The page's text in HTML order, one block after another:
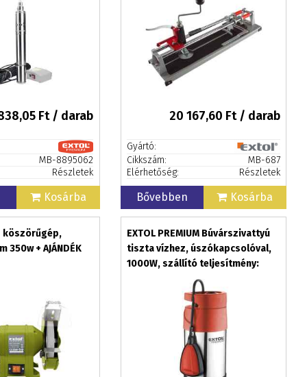
Ft / darab
MB-8895062
Részletek
Kosárba
20 167,60 Ft / darab
Gyártó:
Cikkszám:
MB-687
Elérhetőség:
Részletek
Bővebben Kosárba
köszörűgép,
350w + AJÁNDÉK
EXTOL PREMIUM Búvárszivattyú
tiszta vízhez, úszókapcsolóval,
1000W, szállító teljesítmény: